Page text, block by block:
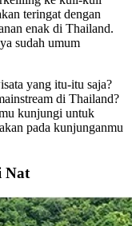
teringat dengan
enak di Thailand.
sudah umum
yang itu-itu saja?
di Thailand?
kunjungi untuk
pada kunjunganmu
Nat